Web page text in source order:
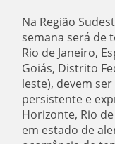
Na Região
semana será de
Rio de Janeiro,
Goiás, Distrito
leste), devem
persistente e
Horizonte, Rio
em estado de